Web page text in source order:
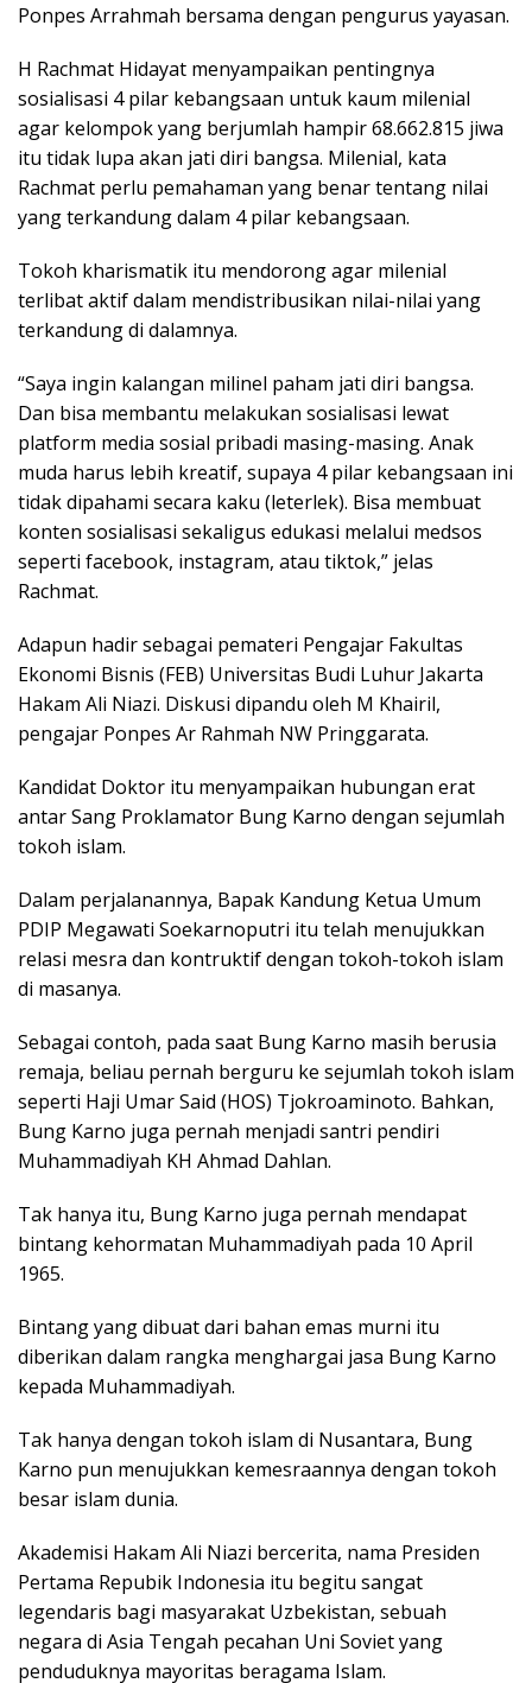
Ponpes Arrahmah bersama dengan pengurus yayasan.
H Rachmat Hidayat menyampaikan pentingnya
sosialisasi 4 pilar kebangsaan untuk kaum milenial
agar kelompok yang berjumlah hampir 68.662.815 jiwa
itu tidak lupa akan jati diri bangsa. Milenial, kata
Rachmat perlu pemahaman yang benar tentang nilai
yang terkandung dalam 4 pilar kebangsaan.
Tokoh kharismatik itu mendorong agar milenial
terlibat aktif dalam mendistribusikan nilai-nilai yang
terkandung di dalamnya.
“Saya ingin kalangan milinel paham jati diri bangsa.
Dan bisa membantu melakukan sosialisasi lewat
platform media sosial pribadi masing-masing. Anak
muda harus lebih kreatif, supaya 4 pilar kebangsaan ini
tidak dipahami secara kaku (leterlek). Bisa membuat
konten sosialisasi sekaligus edukasi melalui medsos
seperti facebook, instagram, atau tiktok,” jelas
Rachmat.
Adapun hadir sebagai pemateri Pengajar Fakultas
Ekonomi Bisnis (FEB) Universitas Budi Luhur Jakarta
Hakam Ali Niazi. Diskusi dipandu oleh M Khairil,
pengajar Ponpes Ar Rahmah NW Pringgarata.
Kandidat Doktor itu menyampaikan hubungan erat
antar Sang Proklamator Bung Karno dengan sejumlah
tokoh islam.
Dalam perjalanannya, Bapak Kandung Ketua Umum
PDIP Megawati Soekarnoputri itu telah menujukkan
relasi mesra dan kontruktif dengan tokoh-tokoh islam
di masanya.
Sebagai contoh, pada saat Bung Karno masih berusia
remaja, beliau pernah berguru ke sejumlah tokoh islam
seperti Haji Umar Said (HOS) Tjokroaminoto. Bahkan,
Bung Karno juga pernah menjadi santri pendiri
Muhammadiyah KH Ahmad Dahlan.
Tak hanya itu, Bung Karno juga pernah mendapat
bintang kehormatan Muhammadiyah pada 10 April
1965.
Bintang yang dibuat dari bahan emas murni itu
diberikan dalam rangka menghargai jasa Bung Karno
kepada Muhammadiyah.
Tak hanya dengan tokoh islam di Nusantara, Bung
Karno pun menujukkan kemesraannya dengan tokoh
besar islam dunia.
Akademisi Hakam Ali Niazi bercerita, nama Presiden
Pertama Repubik Indonesia itu begitu sangat
legendaris bagi masyarakat Uzbekistan, sebuah
negara di Asia Tengah pecahan Uni Soviet yang
penduduknya mayoritas beragama Islam.